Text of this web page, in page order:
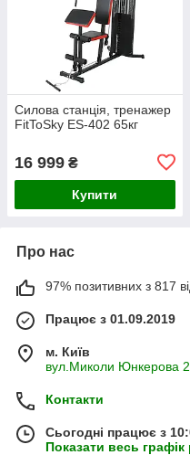
Силова станція, тренажер
FitToSky ES-402 65кг
16 999 ₴
Купити
Про нас
97% позитивних з 817
Працює з 01.09.2019
м. Київ
вул.Миколи Юнкерова
Контакти
Сьогодні працює з
Показати весь графік